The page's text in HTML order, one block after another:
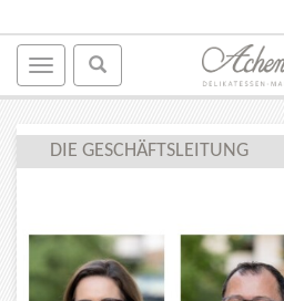
DIE GESCHÄFTSLEITUNG